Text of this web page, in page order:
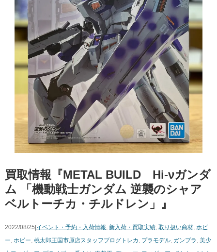
買取情報『METAL ​BUILD ​Hi-νガンダ
ム ​「機動戦士ガンダム ​逆襲のシャア ​
ベルトーチカ・チルドレン」』
2022/08/25|イベント・予約・入荷情報 新入荷・買取実績 取り扱い商材 ホビ
ー ホビー 桃太郎王国市原店スタッフブログ トレカ プラモデル ガンプラ 美少